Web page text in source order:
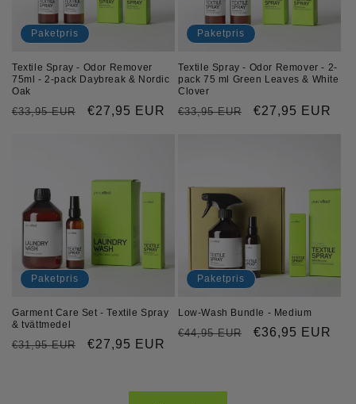
Paketpris
Textile Spray - Odor Remover
75ml - 2-pack Daybreak & Nordic
Oak
Ordinarie
€33,95 EUR Försäljningspris
€27,95 EUR
Paketpris
Textile Spray - Odor Remover - 2-
pack 75 ml Green Leaves & White
Clover
Ordinarie
€33,95 EUR Försäljningspris
€27,95 EUR
Paketpris
Garment Care Set - Textile Spray
& tvättmedel
Ordinarie
€31,95 EUR Försäljningspris
€27,95 EUR
Paketpris
Low-Wash Bundle - Medium
Ordinarie
€44,95 EUR Försäljningspris
€36,95 EUR